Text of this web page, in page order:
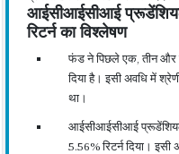
आईसीआईसीआई
रिटर्न का विश्लेषण
फंड ने पिछले एक, तीन और
दिया है। इसी अवधि में
था।
आईसीआईसीआई प्रूडेंशियल
5.56% रिटर्न दिया।